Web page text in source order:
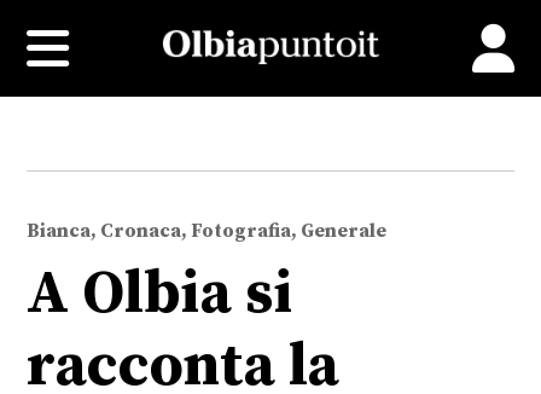
Bianca, Cronaca, Fotografia, Generale
A Olbia si
racconta la